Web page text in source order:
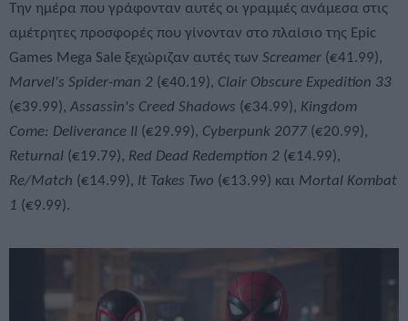
Την ημέρα που γράφονταν αυτές οι γραμμές ανάμεσα στις
αμέτρητες προσφορές που γίνονταν στο πλαίσιο της Epic
Games Mega Sale ξεχώριζαν αυτές των Screamer (€41.99),
Marvel's Spider-man 2 (€40.19), Clair Obscure Expedition 33
(€39.99), Assassin's Creed Shadows (€34.99), Kingdom
Come: Deliverance II (€29.99), Cyberpunk 2077 (€20.99),
Returnal (€19.79), Red Dead Redemption 2 (€14.99),
Re/Match (€14.99), It Takes Two (€13.99) και Mortal Kombat
1 (€9.99).